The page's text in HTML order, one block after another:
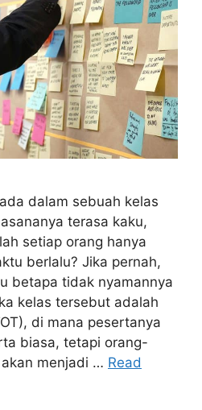
dalam sebuah kelas
terasa kaku,
setiap orang hanya
berlalu? Jika pernah,
betapa tidak nyamannya
kelas tersebut adalah
di mana pesertanya
biasa, tetapi orang-
menjadi … Read